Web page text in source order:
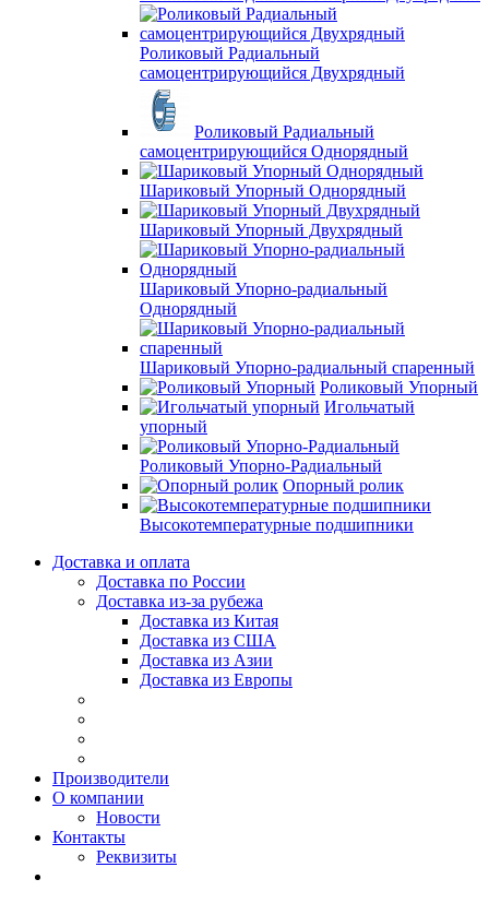
Роликовый Радиальный
самоцентрирующийся Двухрядный
Роликовый Радиальный
самоцентрирующийся Однорядный
Шариковый Упорный Однорядный
Шариковый Упорный Двухрядный
Шариковый Упорно-радиальный
Однорядный
Шариковый Упорно-радиальный спаренный
Роликовый Упорный
Игольчатый
упорный
Роликовый Упорно-Радиальный
Опорный ролик
Высокотемпературные подшипники
Доставка и оплата
Доставка по России
Доставка из-за рубежа
Доставка из Китая
Доставка из США
Доставка из Азии
Доставка из Европы
Производители
О компании
Новости
Контакты
Реквизиты